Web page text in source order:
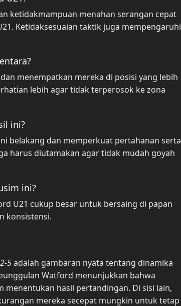
ketidakmampuan menahan serangan cepat
Ketidaksesuaian taktik juga mempengaruhi
menempatkan mereka di posisi yang lebih
lebih agar tidak terperosok ke zona
ini?
belakang dan memperkuat pertahanan serta
harus diutamakan agar tidak mudah goyah
ini?
U21 cukup besar untuk bersaing di papan
konsistensi.
5adalah gambaran nyata tentang dinamika
Watford menunjukkan bahwa
menentukan hasil pertandingan. Di sisi lain,
mereka secepat mungkin untuk tetap